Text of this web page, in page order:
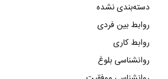
دسته‌بندی نشده
روابط بین فردی
روابط کاری
روانشناسی بلوغ